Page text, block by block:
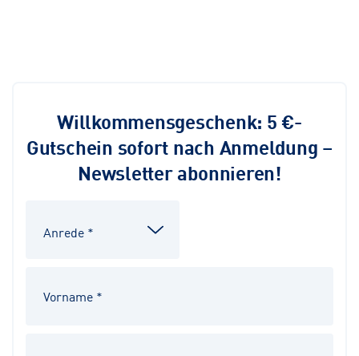
Willkommensgeschenk: 5 €-
Gutschein sofort nach Anmeldung –
Newsletter abonnieren!